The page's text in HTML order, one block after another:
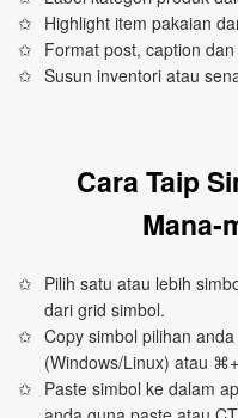
Highlight item pakaian
Format post, caption
Susun inventori atau
Cara Taip
Pilih satu atau lebih
dari grid simbol.
Copy simbol pilihan
(Windows/Linux) atau
Paste simbol ke dalam